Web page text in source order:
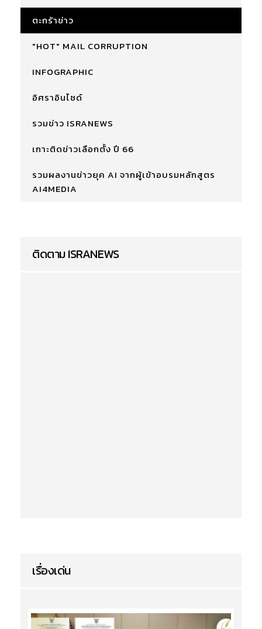
ตะกร้าข่าว
"HOT" MAIL CORRUPTION
INFOGRAPHIC
อิศราอินไซด์
รวมข่าว ISRANEWS
เกาะติดข่าวเลือกตั้ง ปี 66
รวมผลงานข่าวยุค AI จากผู้เข้าอบรมหลักสูตร
AI4MEDIA
ติดตาม ISRANEWS
เรื่องเด่น